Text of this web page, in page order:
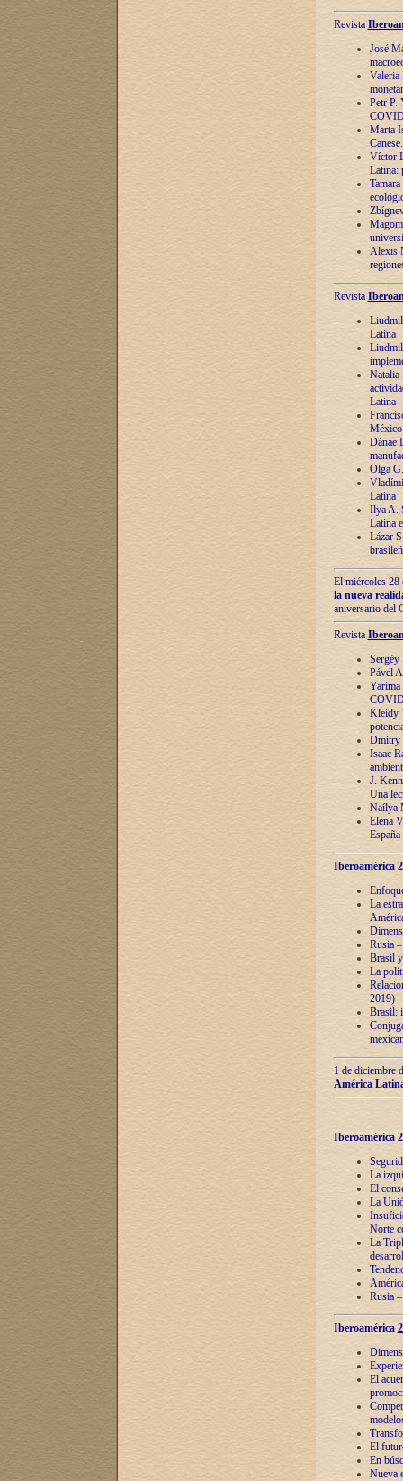
Revista
José
Valeria
Petr P.
Marta
Víctor
Latina:
Alexis
Revista
Latina
Natalia
Latina
México
Dánae
Olga
Latina
Ilya A.
Latina
Lázar
El miércoles 28
la nueva
aniversario del
Revista
Sergéy
Pável
Yarima
Kleidy
Dmitry
Isaac
J.
Una
Naílya
Elena
España
Iberoamérica
La
Rusia
Brasil
La
2019)
Brasil:
1 de diciembre
América
Iberoamérica
La
El
La
Norte
La
Rusia
Iberoamérica
El
El
En
Nueva